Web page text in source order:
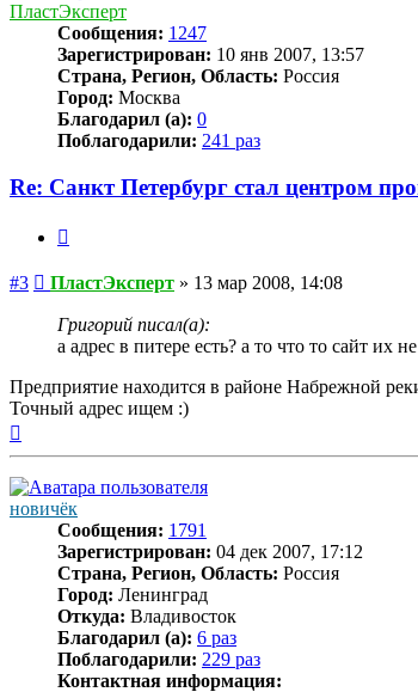
ПластЭксперт
Сообщения: 1247
Зарегистрирован: 10 янв 2007, 13:57
Страна, Регион, Область: Россия
Город: Москва
Благодарил (а): 0
Поблагодарили: 241 раз
Re: Санкт Петербург стал центром
#3 Сообщение
ПластЭксперт » 13 мар 2008, 14:08
Григорий писал(а):
а адрес в питере есть? а то что то сайт их
Предприятие находится в районе Набрежной
Точный адрес ищем :)
новичёк
Сообщения: 1791
Зарегистрирован: 04 дек 2007, 17:12
Страна, Регион, Область: Россия
Город: Ленинград
Откуда: Владивосток
Благодарил (а): 6 раз
Поблагодарили: 229 раз
Контактная информация: